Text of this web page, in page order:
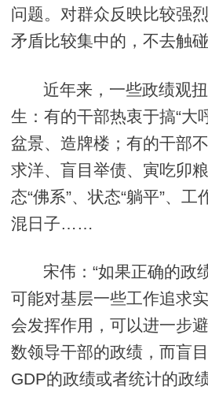
问题。对群众反映比较强
矛盾比较集中的，不去触
近年来，一些政绩观
生：有的干部热衷于搞“大
盆景、造牌楼；有的干部
求洋、盲目举债、寅吃卯
态“佛系”、状态“躺平”、工
混日子……
宋伟：“如果正确的政
可能对基层一些工作追求
会发挥作用，可以进一步
数领导干部的政绩，而盲
GDP的政绩或者统计的政